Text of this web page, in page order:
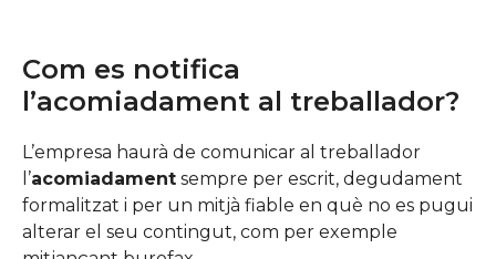
Com es notifica
l’acomiadament al treballador?
L’empresa haurà de comunicar al treballador
l’acomiadament sempre per escrit, degudament
formalitzat i per un mitjà fiable en què no es pugui
alterar el seu contingut, com per exemple